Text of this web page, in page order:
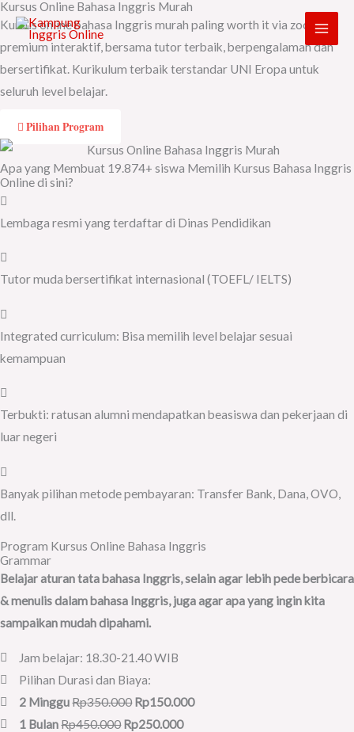
Skip
to
content
Kursus Online Bahasa Inggris Murah
Kursus online bahasa Inggris murah paling worth it via zoom
premium interaktif, bersama tutor terbaik, berpengalaman dan
bersertifikat. Kurikulum terbaik terstandar UNI Eropa untuk
seluruh level belajar.
Pilihan Program
Apa yang Membuat 19.874+ siswa Memilih Kursus Bahasa Inggris
Online di sini?
Lembaga resmi yang terdaftar di Dinas Pendidikan
Tutor muda bersertifikat internasional (TOEFL/ IELTS)
Integrated curriculum: Bisa memilih level belajar sesuai
kemampuan
Terbukti: ratusan alumni mendapatkan beasiswa dan pekerjaan di
luar negeri
Banyak pilihan metode pembayaran: Transfer Bank, Dana, OVO,
dll.
Program Kursus Online Bahasa Inggris
Grammar
Belajar aturan tata bahasa Inggris, selain agar lebih pede berbicara
& menulis dalam bahasa Inggris, juga agar apa yang ingin kita
sampaikan mudah dipahami.
Jam belajar: 18.30-21.40 WIB
Pilihan Durasi dan Biaya:
2 MingguRp350.000 Rp150.000
1 BulanRp450.000 Rp250.000